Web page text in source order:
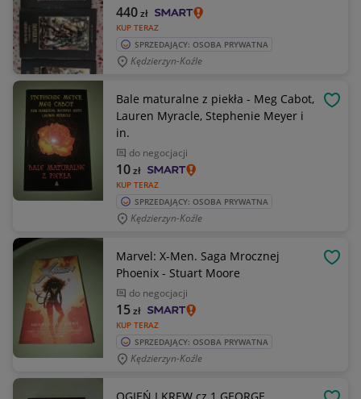
KUP TERAZ
440zł
SPRZEDAJĄCY: OSOBA PRYWATNA
Kędzierzyn-Koźle
Bale maturalne z piekła - Meg Cabot,
Lauren Myracle, Stephenie Meyer i
in.
do negocjacji
KUP TERAZ
10zł
SPRZEDAJĄCY: OSOBA PRYWATNA
Kędzierzyn-Koźle
Marvel: X-Men. Saga Mrocznej
Phoenix - Stuart Moore
do negocjacji
KUP TERAZ
15zł
SPRZEDAJĄCY: OSOBA PRYWATNA
Kędzierzyn-Koźle